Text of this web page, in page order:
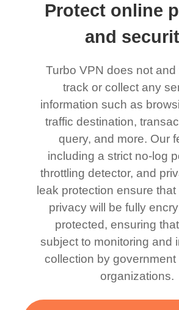
Protect online
and
Turbo VPN does not and
track or collect any
information such as
traffic destination,
query, and more. Our
including a strict no-log
throttling detector, and
leak protection ensure
privacy will be fully
protected, ensuring
subject to monitoring and
collection by
organizations.